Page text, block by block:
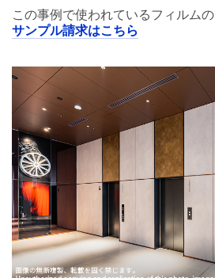
この事例で使われているフィルムの
サンプル請求はこちら